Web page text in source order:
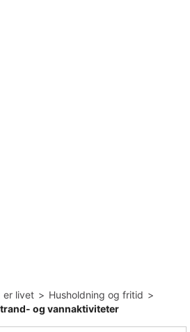
er livet>Husholdning og fritid>
og vannaktiviteter